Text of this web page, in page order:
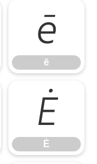
ē
ē
Ė
Ė